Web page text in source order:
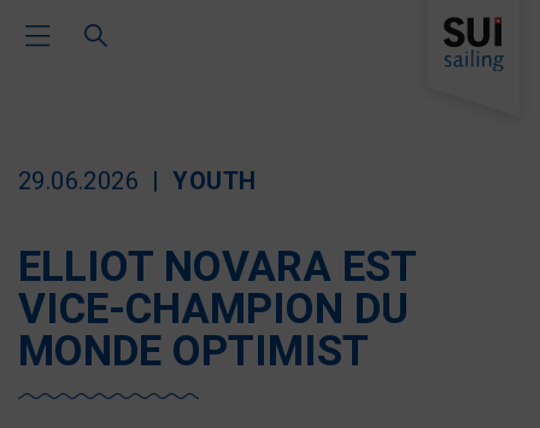
Toggle Main Navigation
29.06.2026 YOUTH
ELLIOT NOVARA EST
VICE-CHAMPION DU
MONDE OPTIMIST